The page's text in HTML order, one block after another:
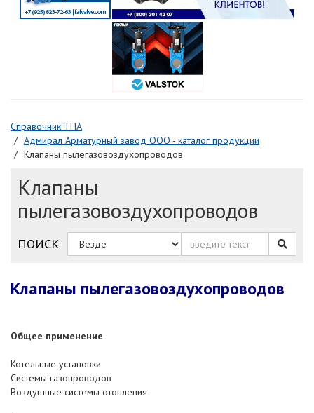
Справочник ТПА
Адмирал Арматурный завод ООО - каталог продукции
Клапаны пылегазовоздухопроводов
Клапаны
пылегазовоздухопроводов
ПОИСК
Клапаны пылегазовоздухопроводов
Общее применение
Котельные установки
Системы газопроводов
Воздушные системы отопления